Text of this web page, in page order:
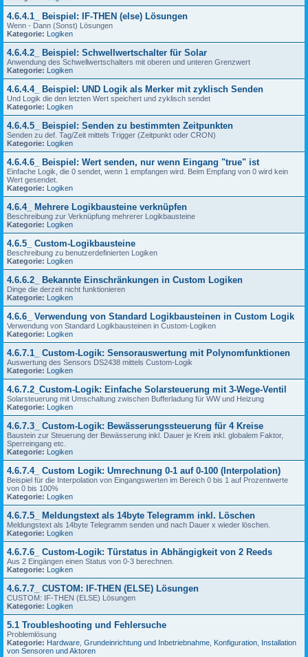
4.6.4.1_ Beispiel: IF-THEN (else) Lösungen
Wenn - Dann (Sonst) Lösungen
Kategorie: Logiken
4.6.4.2_ Beispiel: Schwellwertschalter für Solar
Anwendung des Schwellwertschalters mit oberen und unteren Grenzwert
Kategorie: Logiken
4.6.4.4_ Beispiel: UND Logik als Merker mit zyklisch Senden
Und Logik die den letzten Wert speichert und zyklisch sendet
Kategorie: Logiken
4.6.4.5_ Beispiel: Senden zu bestimmten Zeitpunkten
Senden zu def. Tag/Zeit mittels Trigger (Zeitpunkt oder CRON)
Kategorie: Logiken
4.6.4.6_ Beispiel: Wert senden, nur wenn Eingang "true" ist
Einfache Logik, die 0 sendet, wenn 1 empfangen wird. Beim Empfang von 0 wird kein
Wert gesendet.
Kategorie: Logiken
4.6.4_ Mehrere Logikbausteine verknüpfen
Beschreibung zur Verknüpfung mehrerer Logikbausteine
Kategorie: Logiken
4.6.5_ Custom-Logikbausteine
Beschreibung zu benutzerdefinierten Logiken
Kategorie: Logiken
4.6.6.2_ Bekannte Einschränkungen in Custom Logiken
Dinge die derzeit nicht funktionieren
Kategorie: Logiken
4.6.6_ Verwendung von Standard Logikbausteinen in Custom Logik
Verwendung von Standard Logikbausteinen in Custom-Logiken
Kategorie: Logiken
4.6.7.1_ Custom-Logik: Sensorauswertung mit Polynomfunktionen
Auswertung des Sensors DS2438 mittels Custom-Logik
Kategorie: Logiken
4.6.7.2_Custom-Logik: Einfache Solarsteuerung mit 3-Wege-Ventil
Solarsteuerung mit Umschaltung zwischen Bufferladung für WW und Heizung
Kategorie: Logiken
4.6.7.3_ Custom-Logik: Bewässerungssteuerung für 4 Kreise
Baustein zur Steuerung der Bewässerung inkl. Dauer je Kreis inkl. globalem Faktor,
Sperreingang etc.
Kategorie: Logiken
4.6.7.4_ Custom Logik: Umrechnung 0-1 auf 0-100 (Interpolation)
Beispiel für die Interpolation von Eingangswerten im Bereich 0 bis 1 auf Prozentwerte
von 0 bis 100%
Kategorie: Logiken
4.6.7.5_ Meldungstext als 14byte Telegramm inkl. Löschen
Meldungstext als 14byte Telegramm senden und nach Dauer x wieder löschen.
Kategorie: Logiken
4.6.7.6_ Custom-Logik: Türstatus in Abhängigkeit von 2 Reeds
Aus 2 Eingängen einen Status von 0-3 berechnen.
Kategorie: Logiken
4.6.7.7_ CUSTOM: IF-THEN (ELSE) Lösungen
CUSTOM: IF-THEN (ELSE) Lösungen
Kategorie: Logiken
5.1 Troubleshooting und Fehlersuche
Problemlösung
Kategorie: Hardware Grundeinrichtung und Inbetriebnahme Konfiguration Installation
von Sensoren und Aktoren